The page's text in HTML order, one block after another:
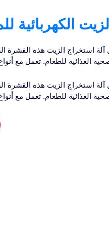
الكهربائية
استخراج الزيت هذه القشرة
الغذائية للطعام. تعمل مع
استخراج الزيت هذه القشرة
الغذائية للطعام. تعمل مع